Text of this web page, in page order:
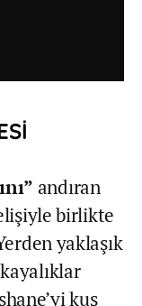
andıran
birlikte
yaklaşık
kuş